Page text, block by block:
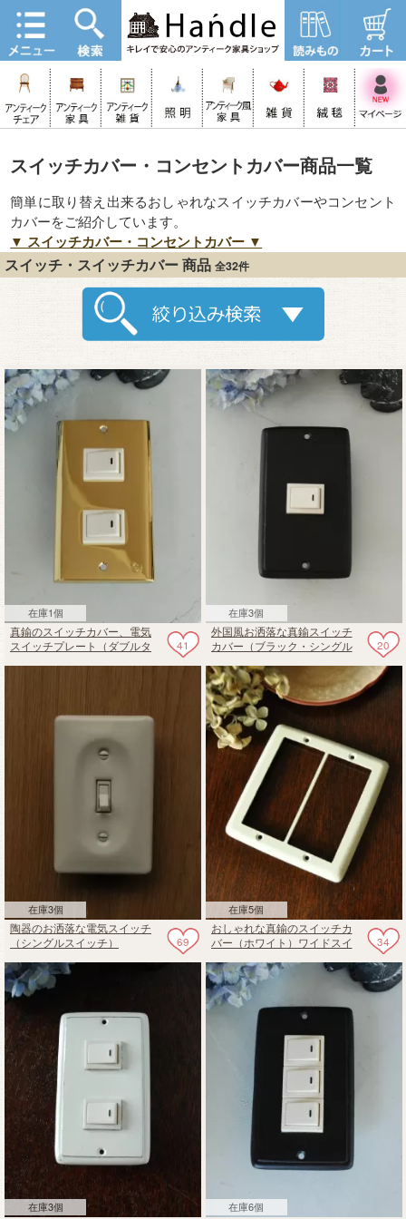
スイッチカバー・コンセントカバー商品一覧
簡単に取り替え出来るおしゃれなスイッチカバーやコンセント
カバーをご紹介しています。
▼ スイッチカバー・コンセントカバー ▼
スイッチ・スイッチカバー 商品 全32件
在庫1個
41
真鍮のスイッチカバー、電気
スイッチプレート（ダブルタ
在庫3個
20
外国風お洒落な真鍮スイッチ
カバー（ブラック・シングル
在庫3個
69
陶器のお洒落な電気スイッチ
（シングルスイッチ）
在庫5個
34
おしゃれな真鍮のスイッチカ
バー（ホワイト）ワイドスイ
在庫3個
在庫6個